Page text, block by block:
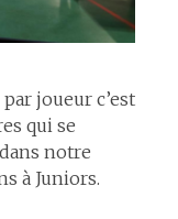
joueur c’est
qui se
notre
à Juniors.